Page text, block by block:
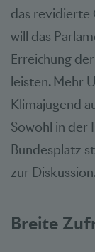
das revidierte
will das
Erreichung
leisten. Mehr
Klimajugend
Sowohl in der
Bundesplatz
zur
Breite